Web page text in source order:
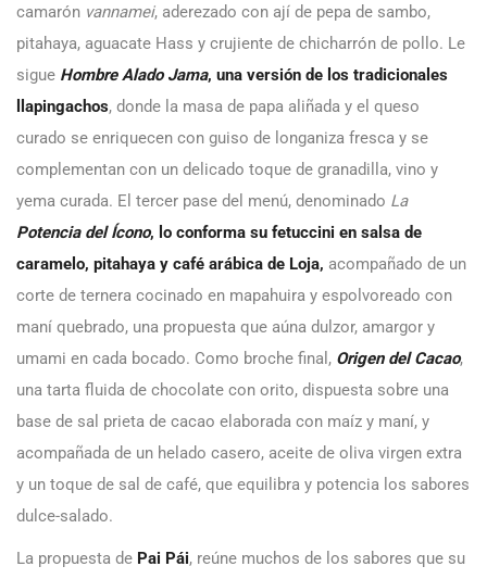
camarón vannamei, aderezado con ají de pepa de sambo,
pitahaya, aguacate Hass y crujiente de chicharrón de pollo. Le
sigue Hombre Alado Jama, una versión de los tradicionales
llapingachos, donde la masa de papa aliñada y el queso
curado se enriquecen con guiso de longaniza fresca y se
complementan con un delicado toque de granadilla, vino y
yema curada. El tercer pase del menú, denominado La
Potencia del Ícono, lo conforma su fetuccini en salsa de
caramelo, pitahaya y café arábica de Loja, acompañado de un
corte de ternera cocinado en mapahuira y espolvoreado con
maní quebrado, una propuesta que aúna dulzor, amargor y
umami en cada bocado. Como broche final, Origen del Cacao,
una tarta fluida de chocolate con orito, dispuesta sobre una
base de sal prieta de cacao elaborada con maíz y maní, y
acompañada de un helado casero, aceite de oliva virgen extra
y un toque de sal de café, que equilibra y potencia los sabores
dulce-salado.
La propuesta de Pai Pái, reúne muchos de los sabores que su